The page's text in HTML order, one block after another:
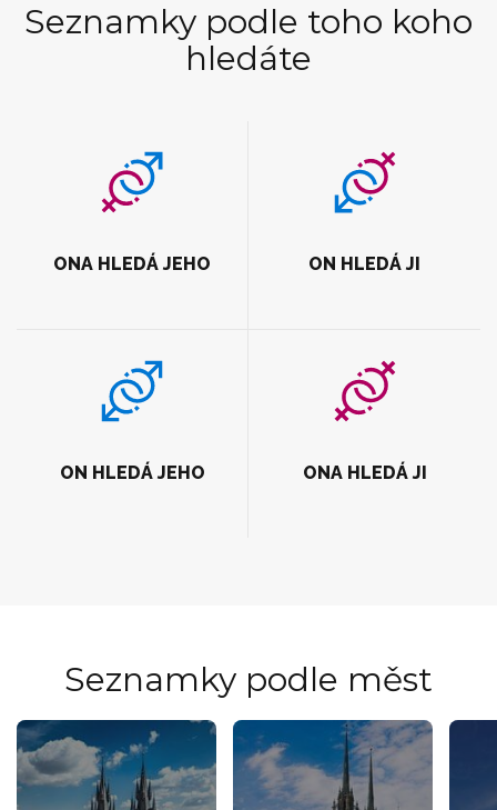
Seznamky podle toho koho
hledáte
ONA HLEDÁ JEHO ON HLEDÁ JI
ON HLEDÁ JEHO ONA HLEDÁ JI
Seznamky podle měst